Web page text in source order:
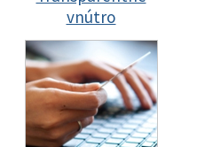
vnútro